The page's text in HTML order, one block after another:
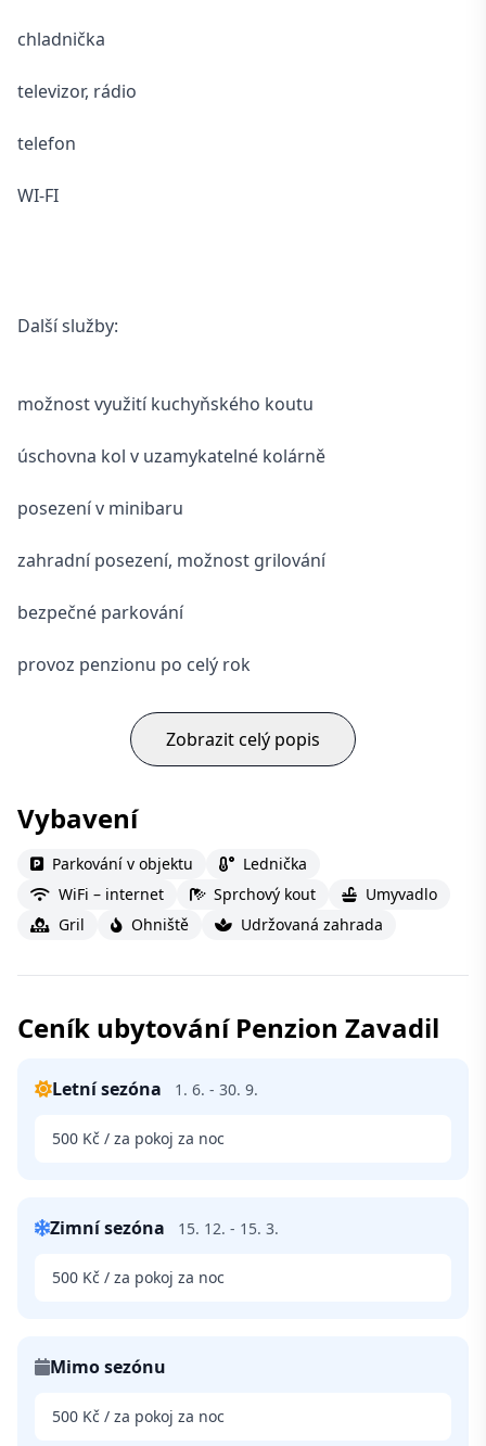
chladnička
televizor, rádio
telefon
WI-FI
Další služby:
možnost využití kuchyňského koutu
úschovna kol v uzamykatelné kolárně
posezení v minibaru
zahradní posezení, možnost grilování
bezpečné parkování
provoz penzionu po celý rok
Zobrazit celý popis
Vybavení
Parkování v objektu
Lednička
WiFi – internet
Sprchový kout
Umyvadlo
Gril
Ohniště Udržovaná zahrada
Ceník ubytování Penzion Zavadil
Letní sezóna 1. 6. - 30. 9.
500 Kč / za pokoj za noc
Zimní sezóna 15. 12. - 15. 3.
500 Kč / za pokoj za noc
Mimo sezónu
500 Kč / za pokoj za noc